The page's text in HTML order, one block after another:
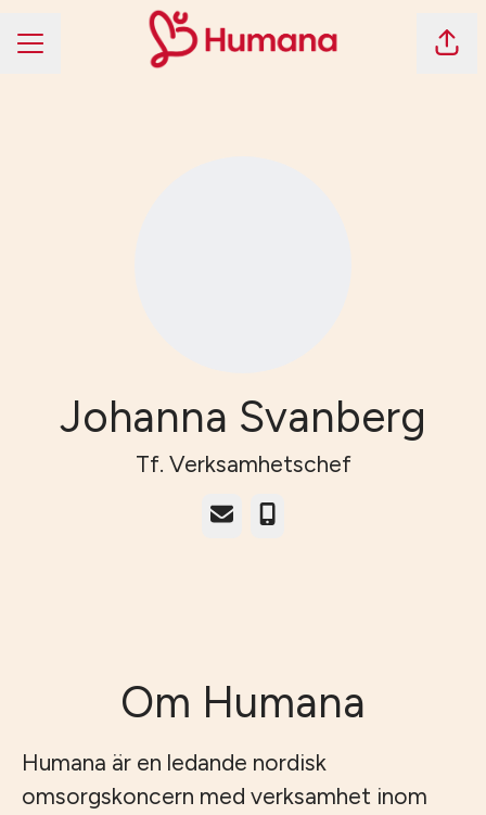
KARRIÄRMENY Dela
Johanna Svanberg
Tf. Verksamhetschef
E-postTelefon
Om Humana
Humana är en ledande nordisk
omsorgskoncern med verksamhet inom